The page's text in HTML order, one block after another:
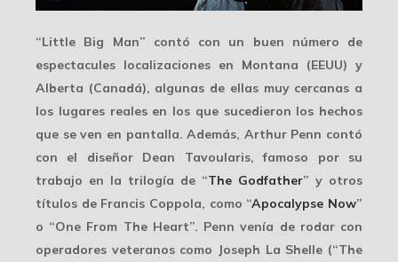
“Little Big Man” contó con un buen número de
espectacules localizaciones en Montana (EEUU) y
Alberta (Canadá), algunas de ellas muy cercanas a
los lugares reales en los que sucedieron los hechos
que se ven en pantalla. Además, Arthur Penn contó
con el diseñor Dean Tavoularis, famoso por su
trabajo en la trilogía de “The Godfather” y otros
títulos de Francis Coppola, como “Apocalypse Now”
o “One From The Heart”. Penn venía de rodar con
operadores veteranos como Joseph La Shelle (“The